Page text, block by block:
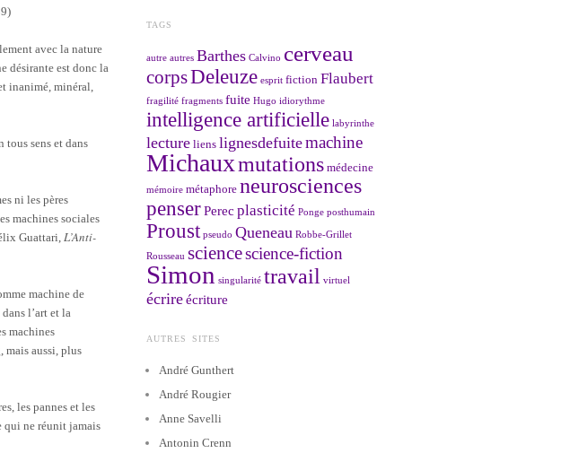
avec la nature
désirante est donc la
inanimé, minéral,
sens et dans
ni les pères
machines sociales
Guattari, L’Anti-
machine de
l’art et la
machines
mais aussi, plus
les pannes et les
qui ne réunit jamais
TAGS
autre autres Barthes Calvino cerveau
corpsDeleuze esprit fiction Flaubert
fragilité fragments fuite Hugo idiorythme
intelligence artificielle labyrinthe
lecture liens lignesdefuitemachine
Michauxmutations médecine
mémoire métaphore neurosciences
penserPerec plasticité Ponge posthumain
Proust pseudo Queneau Robbe-Grillet
Rousseau sciencescience-fiction
Simon singularité travail virtuel
écrireécriture
AUTRES SITES
André Gunthert
André Rougier
Anne Savelli
Antonin Crenn